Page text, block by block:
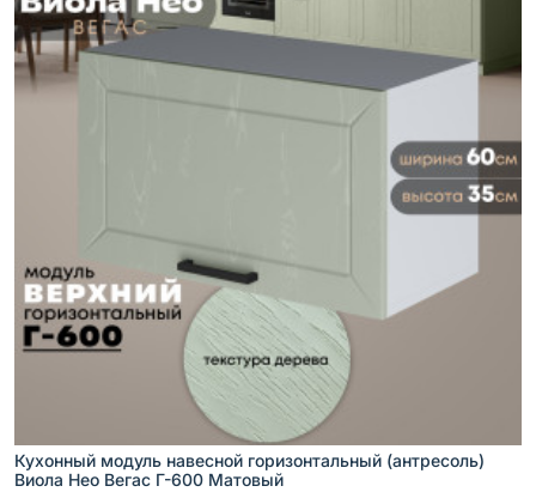
Кухонный модуль навесной горизонтальный (антресоль)
Виола Нео Вегас Г-600 Матовый